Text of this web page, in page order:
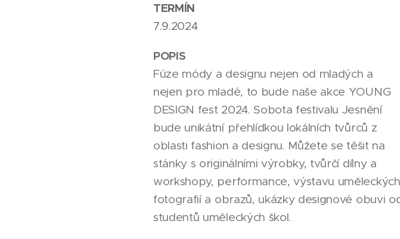
TERMÍN
7.9.2024
POPIS
Fúze módy a designu nejen od mladých a
nejen pro mladé, to bude naše akce YOUNG
DESIGN fest 2024. Sobota festivalu Jesnění
bude unikátní přehlídkou lokálních tvůrců z
oblasti fashion a designu. Můžete se těšit na
stánky s originálními výrobky, tvůrčí dílny a
workshopy, performance, výstavu uměleckých
fotografií a obrazů, ukázky designové obuvi
studentů uměleckých škol.